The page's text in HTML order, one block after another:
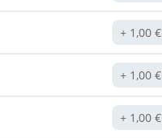
1,00€
1,00€
1,00€